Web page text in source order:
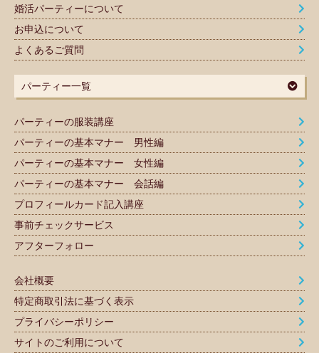
婚活パーティーについて
お申込について
よくあるご質問
パーティー一覧
パーティーの服装講座
パーティーの基本マナー 男性編
パーティーの基本マナー 女性編
パーティーの基本マナー 会話編
プロフィールカード記入講座
事前チェックサービス
アフターフォロー
会社概要
特定商取引法に基づく表示
プライバシーポリシー
サイトのご利用について